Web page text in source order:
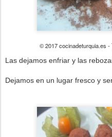
© 2017 cocinadeturquia.es
Las dejamos enfriar y las
Dejamos en un lugar fresco y